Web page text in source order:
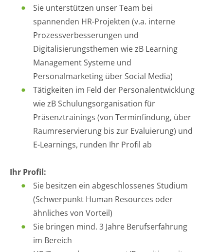
Sie unterstützen unser Team bei
spannenden HR-Projekten (v.a. interne
Prozessverbesserungen und
Digitalisierungsthemen wie zB Learning
Management Systeme und
Personalmarketing über Social Media)
Tätigkeiten im Feld der Personalentwicklung
wie zB Schulungsorganisation für
Präsenztrainings (von Terminfindung, über
Raumreservierung bis zur Evaluierung) und
E-Learnings, runden Ihr Profil ab
Ihr Profil:
Sie besitzen ein abgeschlossenes Studium
(Schwerpunkt Human Resources oder
ähnliches von Vorteil)
Sie bringen mind. 3 Jahre Berufserfahrung
im Bereich